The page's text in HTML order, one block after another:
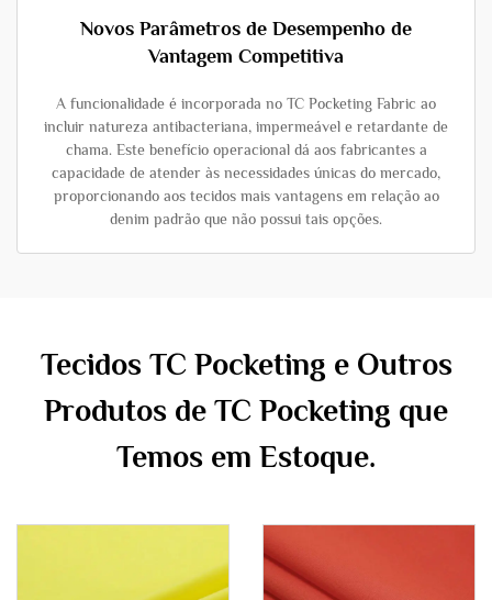
Novos Parâmetros de Desempenho de
Vantagem Competitiva
A funcionalidade é incorporada no TC Pocketing Fabric ao
incluir natureza antibacteriana, impermeável e retardante de
chama. Este benefício operacional dá aos fabricantes a
capacidade de atender às necessidades únicas do mercado,
proporcionando aos tecidos mais vantagens em relação ao
denim padrão que não possui tais opções.
Tecidos TC Pocketing e Outros
Produtos de TC Pocketing que
Temos em Estoque.